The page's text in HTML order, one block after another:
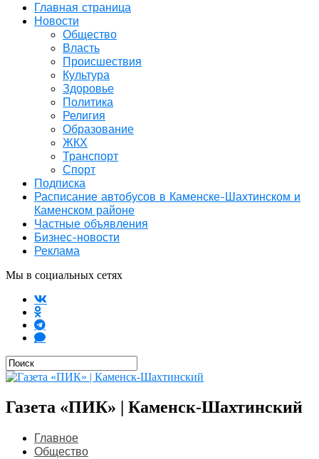
Главная страница
Новости
Общество
Власть
Происшествия
Культура
Здоровье
Политика
Религия
Образование
ЖКХ
Транспорт
Спорт
Подписка
Расписание автобусов в Каменске-Шахтинском и
Каменском районе
Частные объявления
Бизнес-новости
Реклама
Мы в социальных сетях
Газета «ПИК» | Каменск-Шахтинский
Главное
Общество